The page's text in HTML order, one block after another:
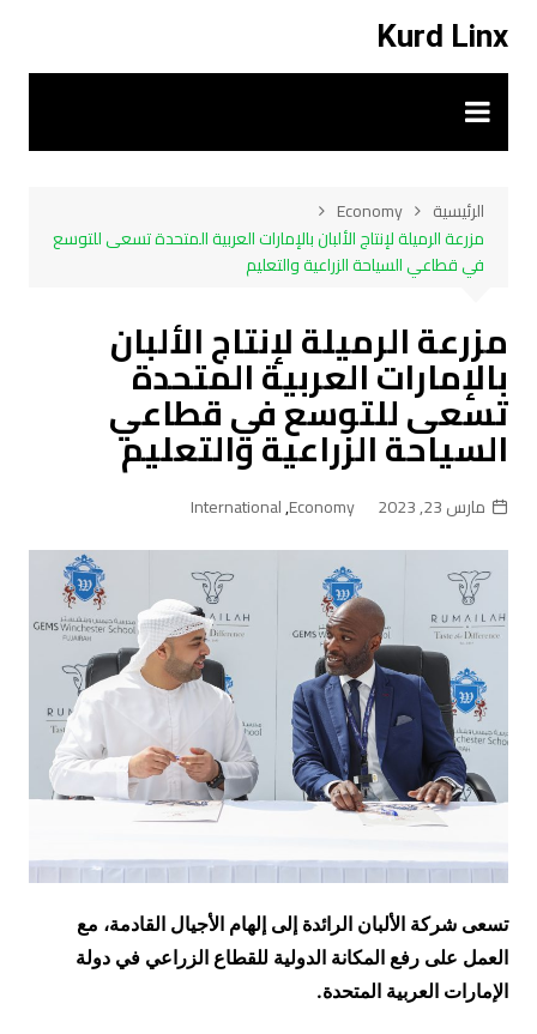
المحتوى
Kurd Linx
الرئيسية
Economy
مزرعة الرميلة لإنتاج الألبان بالإمارات العربية المتحدة تسعى للتوسع
في قطاعي السياحة الزراعية والتعليم
مزرعة الرميلة لإنتاج الألبان
بالإمارات العربية المتحدة
تسعى للتوسع في قطاعي
السياحة الزراعية والتعليم
مارس 23, 2023 Economy
,
International
تسعى شركة الألبان الرائدة إلى إلهام الأجيال القادمة، مع
العمل على رفع المكانة الدولية للقطاع الزراعي في دولة
الإمارات العربية المتحدة.